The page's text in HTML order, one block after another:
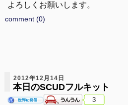
よろしくお願いします。
comment (0)
2012年12月14日
本日のSCUDフルキット
3